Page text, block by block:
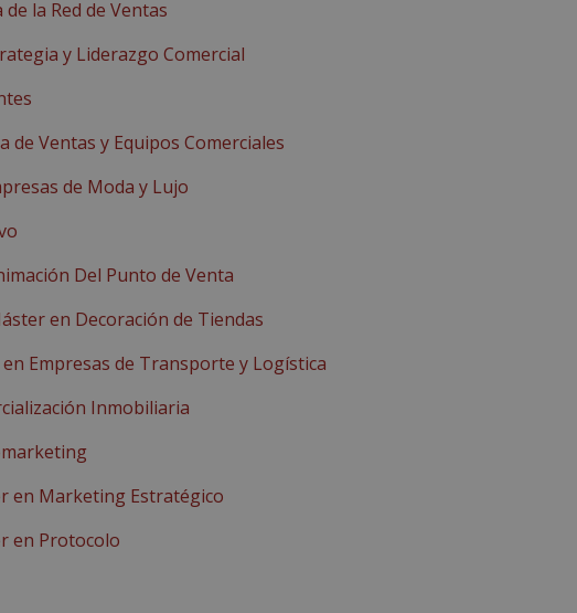
la Red de Ventas
y Liderazgo Comercial
de Ventas y Equipos Comerciales
de Moda y Lujo
Del Punto de Venta
en Decoración de Tiendas
Empresas de Transporte y Logística
Inmobiliaria
en Marketing Estratégico
en Protocolo